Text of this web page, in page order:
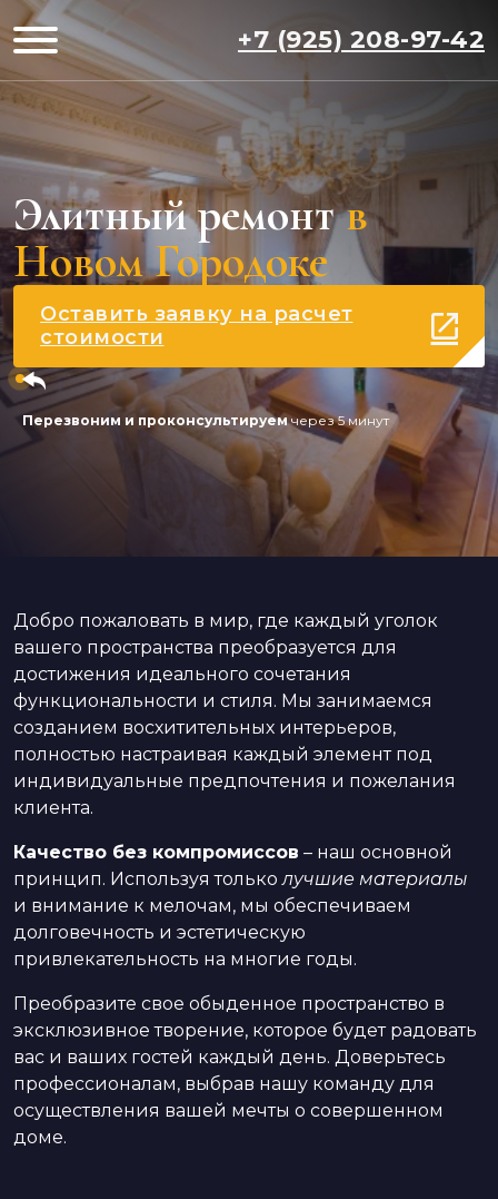
+7 (925) 208-97-42
Элитный ремонтв
Новом Городоке
Оставить заявку на расчет
стоимости
Перезвоним и проконсультируемчерез 5 минут
Добро пожаловать в мир, где каждый уголок
вашего пространства преобразуется для
достижения идеального сочетания
функциональности и стиля. Мы занимаемся
созданием восхитительных интерьеров,
полностью настраивая каждый элемент под
индивидуальные предпочтения и пожелания
клиента.
Качество без компромиссов – наш основной
принцип. Используя тольколучшие материалы
и внимание к мелочам, мы обеспечиваем
долговечность и эстетическую
привлекательность на многие годы.
Преобразите свое обыденное пространство в
эксклюзивное творение, которое будет радовать
вас и ваших гостей каждый день. Доверьтесь
профессионалам, выбрав нашу команду для
осуществления вашей мечты о совершенном
доме.